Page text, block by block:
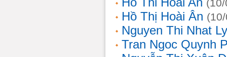
Hồ Thị Hoài Ân
Nguyen Thi Nhat Ly
Tran Ngoc Quynh